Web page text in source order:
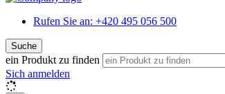
Rufen Sie an: +420 495 056 500
Suche
ein Produkt zu finden
Sich anmelden